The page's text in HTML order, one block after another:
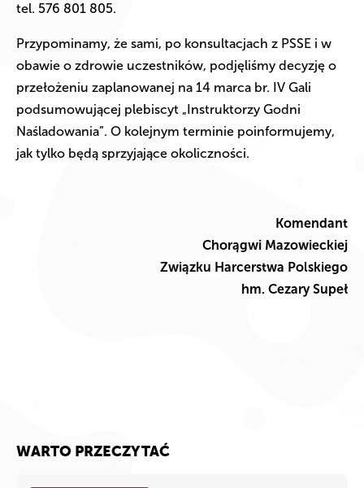
tel. 576 801 805.
Przypominamy, że sami, po konsultacjach z PSSE i w
obawie o zdrowie uczestników, podjęliśmy decyzję o
przełożeniu zaplanowanej na 14 marca br. IV Gali
podsumowującej plebiscyt „Instruktorzy Godni
Naśladowania”. O kolejnym terminie poinformujemy,
jak tylko będą sprzyjające okoliczności.
Komendant
Chorągwi Mazowieckiej
Związku Harcerstwa Polskiego
hm. Cezary Supeł
WARTO PRZECZYTAĆ